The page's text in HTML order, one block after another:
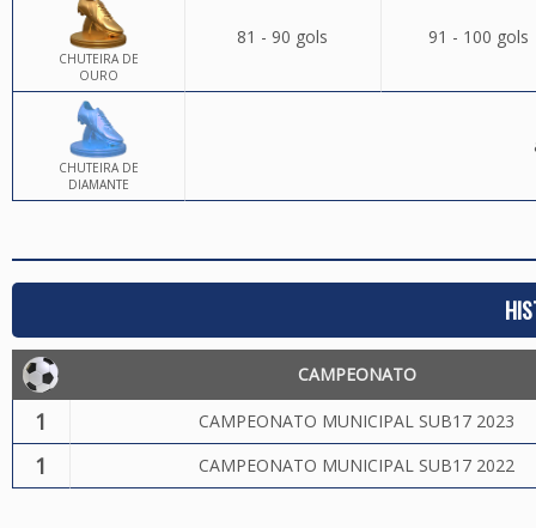
CHUTEIRA DE
OURO
81 - 90 gols 91 - 100 gols
CHUTEIRA DE
DIAMANTE
CAMPEONATO
1 CAMPEONATO MUNICIPAL SUB17 2023
1 CAMPEONATO MUNICIPAL SUB17 2022